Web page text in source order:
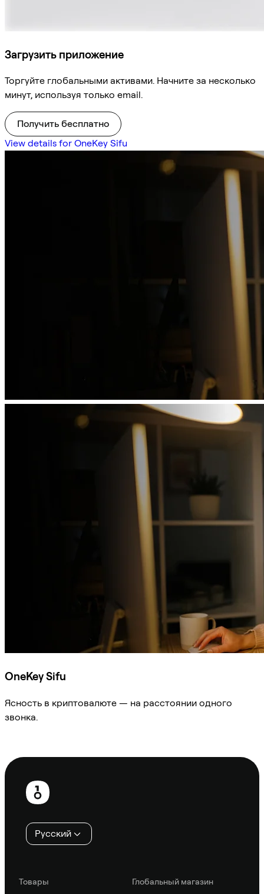
Загрузить приложение
Торгуйте глобальными активами. Начните за несколько
минут, используя только email.
Получить бесплатно
View details for OneKey Sifu
OneKey Sifu
Ясность в криптовалюте — на расстоянии одного
звонка.
Нижний
колонтитул
Русский
Товары
Глобальный магазин